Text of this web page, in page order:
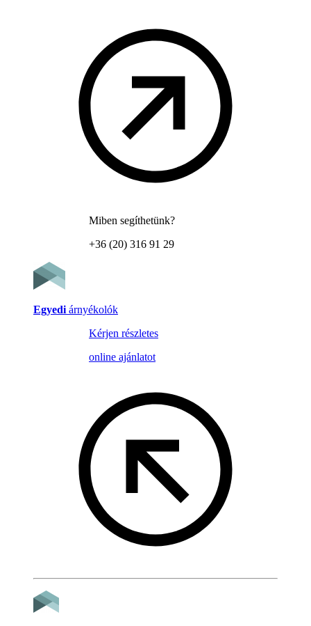
Miben segíthetünk?
+36 (20) 316 91 29
Egyedi árnyékolók
Kérjen részletes
online ajánlatot